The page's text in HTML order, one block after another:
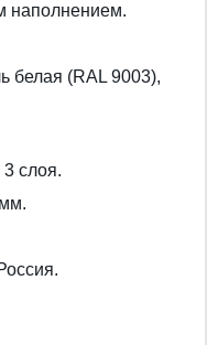
наполнением.
белая (RAL 9003),
3 слоя.